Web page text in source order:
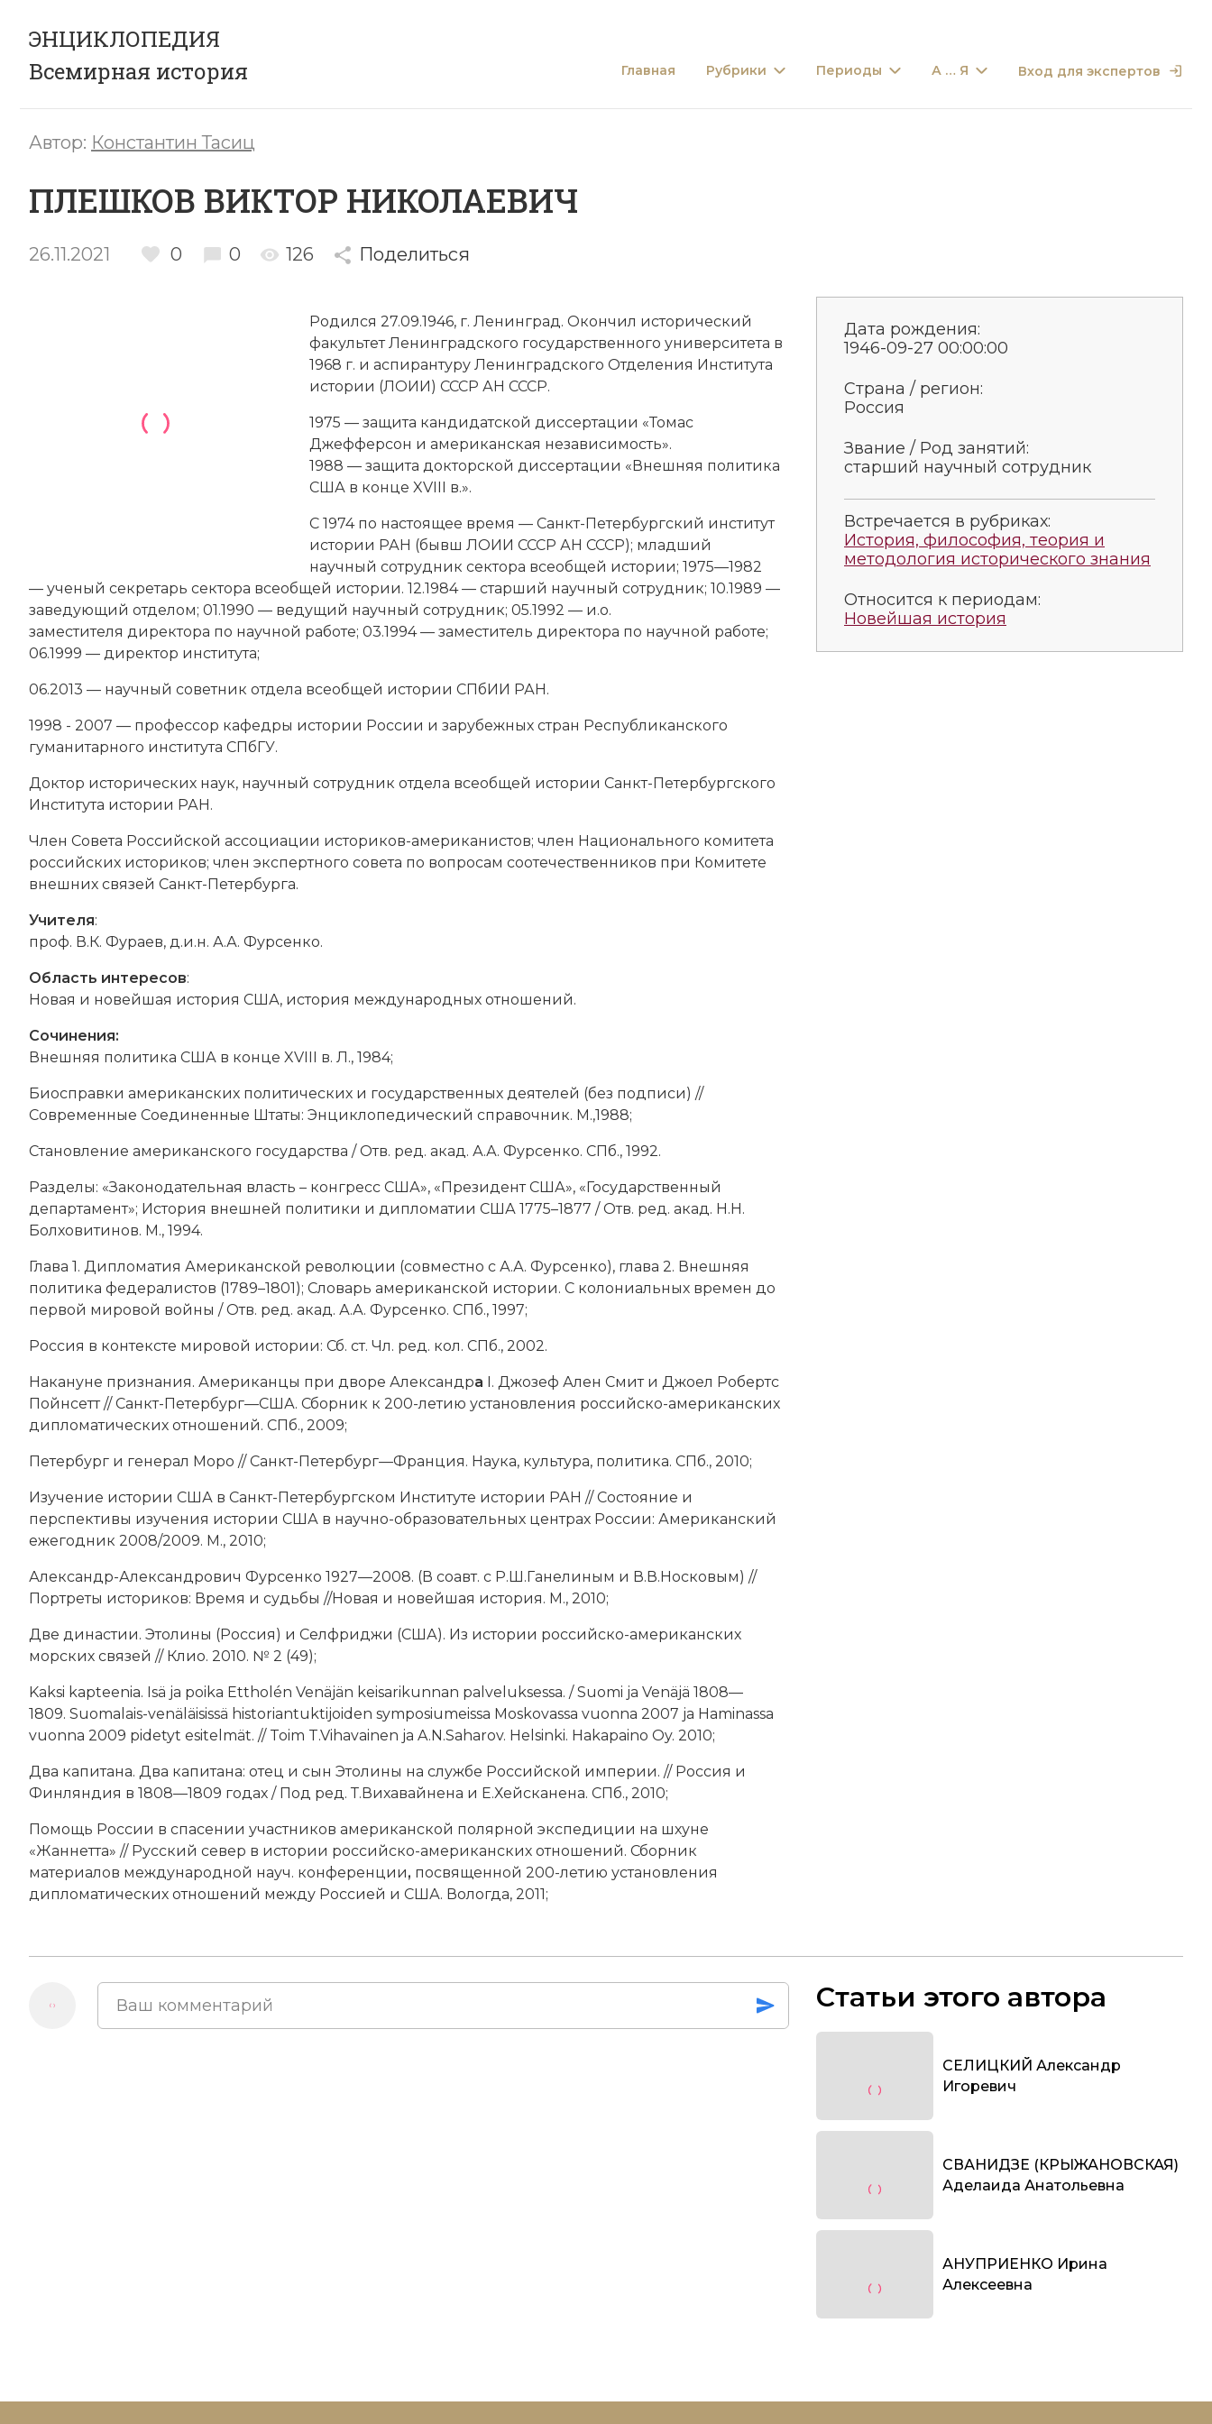
ЭНЦИКЛОПЕДИЯ
Всемирная история
Главная Рубрики Периоды А … Я Вход для экспертов
Автор: Константин Тасиц
ПЛЕШКОВ ВИКТОР НИКОЛАЕВИЧ
26.11.2021 0 0 126 Поделиться
Родился 27.09.1946, г. Ленинград. Окончил исторический
факультет Ленинградского государственного университета в
1968 г. и аспирантуру Ленинградского Отделения Института
истории (ЛОИИ) СССР АН СССР.
1975 — защита кандидатской диссертации «Томас
Джефферсон и американская независимость».
1988 — защита докторской диссертации «Внешняя политика
США в конце XVIII в.».
С 1974 по настоящее время — Санкт-Петербургский институт
истории РАН (бывш ЛОИИ СССР АН СССР); младший
научный сотрудник сектора всеобщей истории; 1975—1982
— ученый секретарь сектора всеобщей истории. 12.1984 — старший научный сотрудник; 10.1989 —
заведующий отделом; 01.1990 — ведущий научный сотрудник; 05.1992 — и.о.
заместителя директора по научной работе; 03.1994 — заместитель директора по научной работе;
06.1999 — директор института;
06.2013 — научный советник отдела всеобщей истории СПбИИ РАН.
1998 - 2007 — профессор кафедры истории России и зарубежных стран Республиканского
гуманитарного института СПбГУ.
Доктор исторических наук, научный сотрудник отдела всеобщей истории Санкт-Петербургского
Института истории РАН.
Член Совета Российской ассоциации историков-американистов; член Национального комитета
российских историков; член экспертного совета по вопросам соотечественников при Комитете
внешних связей Санкт-Петербурга.
Учителя:
проф. В.К. Фураев, д.и.н. А.А. Фурсенко.
Область интересов:
Новая и новейшая история США, история международных отношений.
Сочинения:
Внешняя политика США в конце XVIII в. Л., 1984;
Биосправки американских политических и государственных деятелей (без подписи) //
Современные Соединенные Штаты: Энциклопедический справочник. М.,1988;
Становление американского государства / Отв. ред. акад. А.А. Фурсенко. СПб., 1992.
Разделы: «Законодательная власть – конгресс США», «Президент США», «Государственный
департамент»; История внешней политики и дипломатии США 1775–1877 / Отв. ред. акад. Н.Н.
Болховитинов. М., 1994.
Глава 1. Дипломатия Американской революции (совместно с А.А. Фурсенко), глава 2. Внешняя
политика федералистов (1789–1801); Словарь американской истории. С колониальных времен до
первой мировой войны / Отв. ред. акад. А.А. Фурсенко. СПб., 1997;
Россия в контексте мировой истории: Сб. ст. Чл. ред. кол. СПб., 2002.
Накануне признания. Американцы при дворе Александра I. Джозеф Ален Смит и Джоел Робертс
Пойнсетт // Санкт-Петербург—США. Сборник к 200-летию установления российско-американских
дипломатических отношений. СПб., 2009;
Петербург и генерал Моро // Санкт-Петербург—Франция. Наука, культура, политика. СПб., 2010;
Изучение истории США в Санкт-Петербургском Институте истории РАН // Состояние и
перспективы изучения истории США в научно-образовательных центрах России: Американский
ежегодник 2008/2009. М., 2010;
Александр-Александрович Фурсенко 1927—2008. (В соавт. с Р.Ш.Ганелиным и В.В.Носковым) //
Портреты историков: Время и судьбы //Новая и новейшая история. М., 2010;
Две династии. Этолины (Россия) и Селфриджи (США). Из истории российско-американских
морских связей // Клио. 2010. № 2 (49);
Kaksi kapteenia. Isä ja poika Ettholén Venäjän keisarikunnan palveluksessa. / Suomi ja Venäjä 1808—
1809. Suomalais-venäläisissä historiantuktijoiden symposiumeissa Moskovassa vuonna 2007 ja Haminassa
vuonna 2009 pidetyt esitelmät. // Toim T.Vihavainen ja A.N.Saharov. Helsinki. Hakapaino Oy. 2010;
Два капитана. Два капитана: отец и сын Этолины на службе Российской империи. // Россия и
Финляндия в 1808—1809 годах / Под ред. Т.Вихавайнена и Е.Хейсканена. СПб., 2010;
Помощь России в спасении участников американской полярной экспедиции на шхуне
«Жаннетта» // Русский север в истории российско-американских отношений. Сборник
материалов международной науч. конференции, посвященной 200-летию установления
дипломатических отношений между Россией и США. Вологда, 2011;
Дата рождения:
1946-09-27 00:00:00
Страна / регион:
Россия
Звание / Род занятий:
старший научный сотрудник
Встречается в рубриках:
История, философия, теория и
методология исторического знания
Относится к периодам:
Новейшая история
Статьи этого автора
СЕЛИЦКИЙ Александр
Игоревич
СВАНИДЗЕ (КРЫЖАНОВСКАЯ)
Аделаида Анатольевна
АНУПРИЕНКО Ирина
Алексеевна